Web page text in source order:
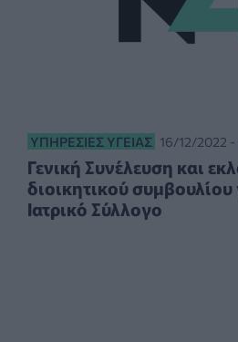
ΥΠΗΡΕΣΊΕΣ ΥΓΕΊΑΣ 16/12/2022 -
Γενική Συνέλευση και
διοικητικού
Ιατρικό Σύλλογο